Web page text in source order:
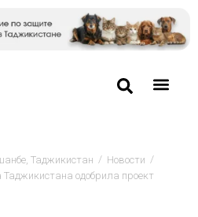
Таджикистан / Новости /
одобрила проект